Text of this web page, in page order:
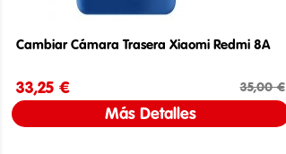
Cambiar Cámara Trasera Xiaomi Redmi 8A
33,25 € Precio base35,00 €
Más Detalles